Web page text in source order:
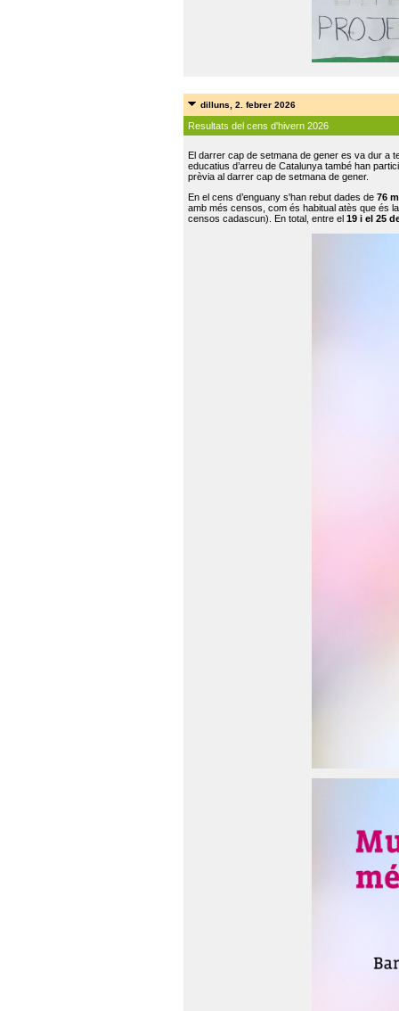
dilluns, 2. febrer 2026
Resultats del cens d'hivern 2026
El darrer cap de setmana de gener es va dur a
educatius d’arreu de Catalunya també han
prèvia al darrer cap de setmana de gener.
En el cens d’enguany s'han rebut dades de 76
amb més censos, com és habitual atès que és
censos cadascun). En total, entre el 19 i el 25